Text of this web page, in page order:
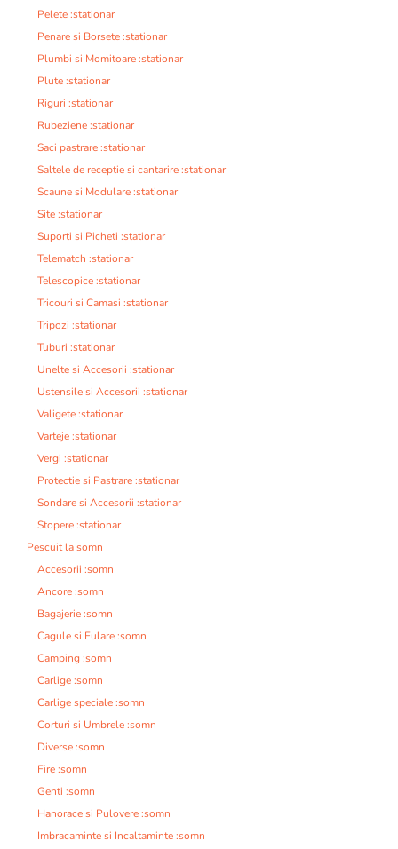
Pelete :stationar
Penare si Borsete :stationar
Plumbi si Momitoare :stationar
Plute :stationar
Riguri :stationar
Rubeziene :stationar
Saci pastrare :stationar
Saltele de receptie si cantarire :stationar
Scaune si Modulare :stationar
Site :stationar
Suporti si Picheti :stationar
Telematch :stationar
Telescopice :stationar
Tricouri si Camasi :stationar
Tripozi :stationar
Tuburi :stationar
Unelte si Accesorii :stationar
Ustensile si Accesorii :stationar
Valigete :stationar
Varteje :stationar
Vergi :stationar
Protectie si Pastrare :stationar
Sondare si Accesorii :stationar
Stopere :stationar
Pescuit la somn
Accesorii :somn
Ancore :somn
Bagajerie :somn
Cagule si Fulare :somn
Camping :somn
Carlige :somn
Carlige speciale :somn
Corturi si Umbrele :somn
Diverse :somn
Fire :somn
Genti :somn
Hanorace si Pulovere :somn
Imbracaminte si Incaltaminte :somn